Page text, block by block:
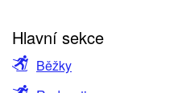
Hlavní sekce
Běžky